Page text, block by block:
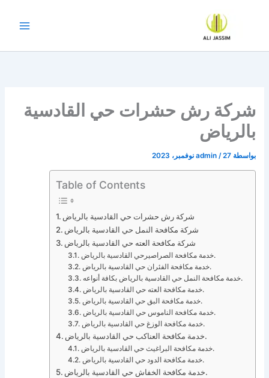
شركة رش حشرات حي القادسية
بالرياض
بواسطة admin /27 نوفمبر، 2023
Table of Contents
شركة رش حشرات حي القادسية بالرياض
شركة مكافحة النمل حي القادسية بالرياض
شركة مكافحة العته حي القادسية بالرياض
خدمة مكافحة الصراصيرحي القادسية بالرياض.
خدمة مكافحة الفئران حي القادسية بالرياض.
خدمة مكافحة النمل حي القادسية بالرياض بكافة أنواعه.
خدمة مكافحة العته حي القادسية بالرياض.
خدمة مكافحة البق حي القادسية بالرياض.
خدمة مكافحة الناموس حي القادسية بالرياض.
خدمة مكافحة الوزغ حي القادسية بالرياض.
خدمة مكافحة العناكب حي القادسية بالرياض.
خدمة مكافحة البراغيث حي القادسية بالرياض.
خدمة مكافحة الدود حي القادسية بالرياض.
خدمة مكافحة الخفاش حي القادسية بالرياض.